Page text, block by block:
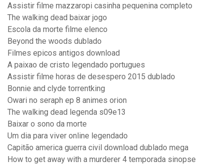
Assistir filme mazzaropi casinha pequenina completo
The walking dead baixar jogo
Escola da morte filme elenco
Beyond the woods dublado
Filmes epicos antigos download
A paixao de cristo legendado portugues
Assistir filme horas de desespero 2015 dublado
Bonnie and clyde torrentking
Owari no seraph ep 8 animes orion
The walking dead legenda s09e13
Baixar o sono da morte
Um dia para viver online legendado
Capitão america guerra civil download dublado mega
How to get away with a murderer 4 temporada sinopse